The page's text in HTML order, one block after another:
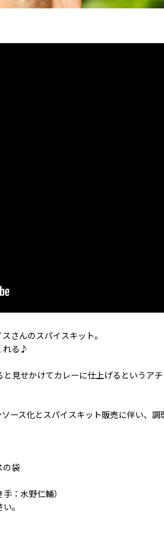
さんのスパイスキット。
れる♪
見せかけてカレーに仕上げるというア
ソース化とスパイスキット販売に伴い、
の袋
：水野仁輔）
。